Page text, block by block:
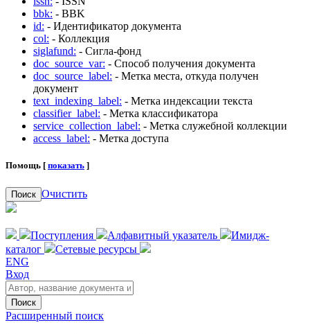
bbk: - BBK
id: - Идентификатор документа
col: - Коллекция
siglafund: - Сигла-фонд
doc_source_var: - Способ получения документа
doc_source_label: - Метка места, откуда получен
документ
text_indexing_label: - Метка индексации текста
classifier_label: - Метка классификатора
service_collection_label: - Метка служебной коллекции
access_label: - Метка доступа
Помощь [ показать ]
Поиск Очистить
Поступления Алфавитный указатель
Имидж-
каталог
Сетевые ресурсы
ENG
Вход
Поиск
Расширенный поиск